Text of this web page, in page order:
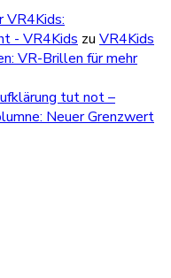
VR4Kids:
- VR4Kids zu VR4Kids
VR-Brillen für mehr
tut not –
Neuer Grenzwert